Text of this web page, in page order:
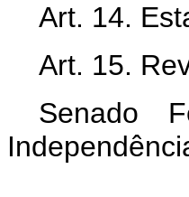
Art. 14.
Art. 15.
Senado